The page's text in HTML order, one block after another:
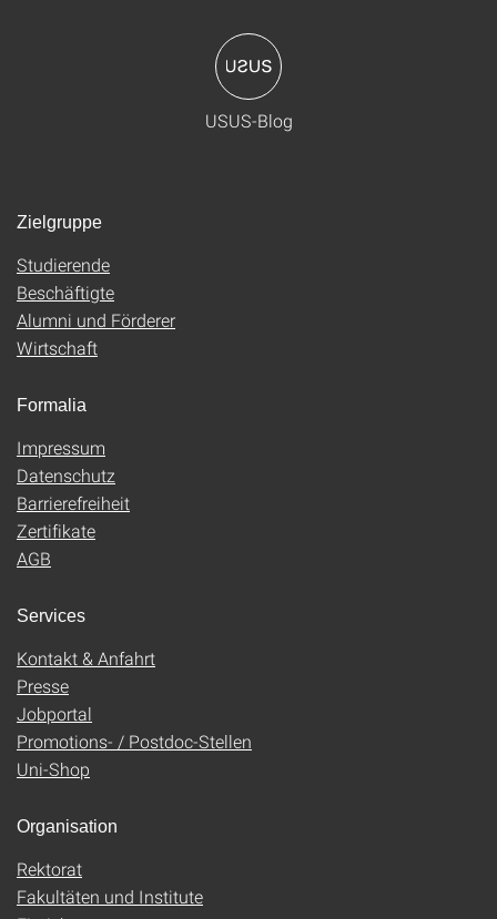
USUS-Blog
Zielgruppe
Studierende
Beschäftigte
Alumni und Förderer
Wirtschaft
Formalia
Impressum
Datenschutz
Barrierefreiheit
Zertifikate
AGB
Services
Kontakt & Anfahrt
Presse
Jobportal
Promotions- / Postdoc-Stellen
Uni-Shop
Organisation
Rektorat
Fakultäten und Institute